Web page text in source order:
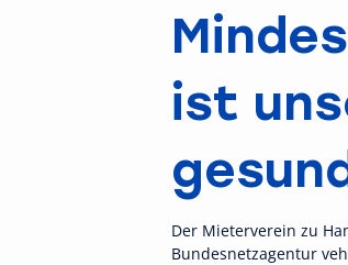
ist
Der Mieterverein zu
Bundesnetzagentur